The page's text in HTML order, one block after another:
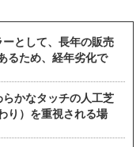
として、長年の販売
るため、経年劣化で
かなタッチの人工芝
り）を重視される場